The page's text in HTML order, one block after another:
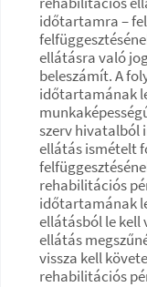
időtartamra –
ellátásra való
beleszámít. A
időtartamának
szerv hivatalból
ellátás ismételt
rehabilitációs
időtartamának
ellátásból le kell
ellátás
vissza kell
rehabilitációs